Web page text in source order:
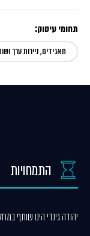
תחומי עיסוק:
תאגידים, ניירות ערך
התמחויות
יהודה גינדי הינו שותף